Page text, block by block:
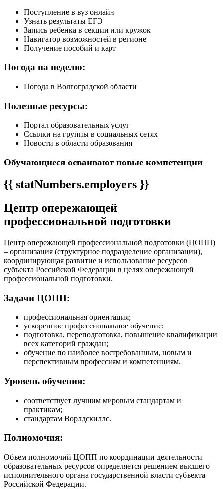
Поступление в вуз онлайн
Узнать результаты ЕГЭ
Запись ребенка в секции или кружок
Навигатор возможностей в регионе
Получение пособий и карт
Погода на неделю:
Погода в Волгоградской области
Полезные ресурсы:
Портал образовательных услуг
Ссылки на группы в социальных сетях
Новости в области образования
Обучающиеся осваивают новые компетенции
{{ statNumbers.employers }}
Центр опережающей
профессиональной подготовки
Центр опережающей профессиональной подготовки (ЦОПП)
– организация (структурное подразделение организации),
координирующая развитие и использование ресурсов
субъекта Российской Федерации в целях опережающей
профессиональной подготовки.
Задачи ЦОПП:
профессиональная ориентация;
ускоренное профессиональное обучение;
подготовка, переподготовка, повышение квалификации
всех категорий граждан;
обучение по наиболее востребованным, новым и
перспективным профессиям и компетенциям.
Уровень обучения:
соответствует лучшим мировым стандартам и
практикам;
стандартам Ворлдскиллс.
Полномочия:
Объем полномочий ЦОПП по координации деятельности
образовательных ресурсов определяется решением высшего
исполнительного органа государственной власти субъекта
Российской Федерации.